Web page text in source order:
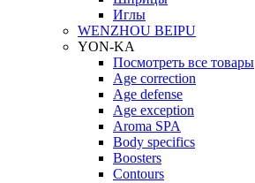
Иглы
WENZHOU BEIPU
YON-KA
Посмотреть все товары
Age correction
Age defense
Age exception
Aroma SPA
Body specifics
Boosters
Contours